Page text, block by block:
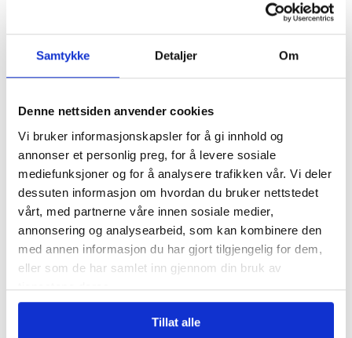
Samtykke Detaljer Om
Denne nettsiden anvender cookies
Vi bruker informasjonskapsler for å gi innhold og
annonser et personlig preg, for å levere sosiale
mediefunksjoner og for å analysere trafikken vår. Vi deler
dessuten informasjon om hvordan du bruker nettstedet
vårt, med partnerne våre innen sosiale medier,
annonsering og analysearbeid, som kan kombinere den
med annen informasjon du har gjort tilgjengelig for dem,
eller som de har samlet inn gjennom din bruk av
tjenestene deres.
Tillat alle
Tidligere forbundsleder
hedret av AUF med eget
Utøya-rom